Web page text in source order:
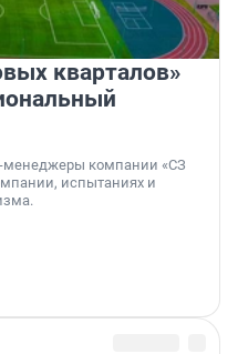
кварталов»
менеджеры компании «СЗ
испытаниях и